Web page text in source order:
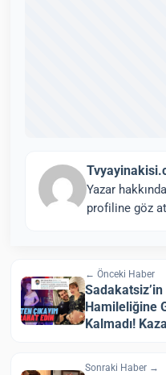
Yazar
profiline göz
← Önceki Haber
Sadakatsiz’in
Hamileliğine
Kalmadı!
Sonraki Haber →